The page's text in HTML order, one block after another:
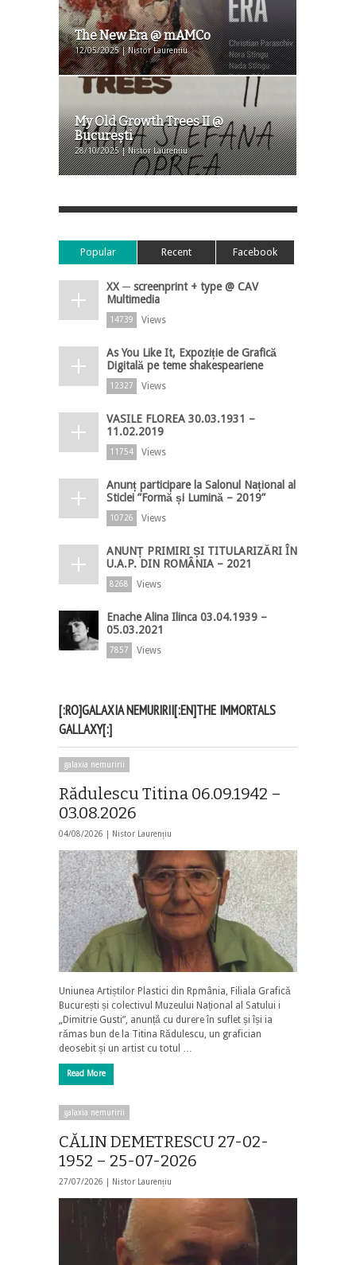
The New Era @ mAMCo
12/05/2025 | Nistor Laurențiu
My Old Growth Trees II @
Bucureşti
28/10/2025 | Nistor Laurențiu
Popular Recent Facebook
XX ─ screenprint + type @ CAV
Multimedia
14739 Views
As You Like It, Expoziție de Grafică
Digitală pe teme shakespeariene
12327 Views
VASILE FLOREA 30.03.1931 –
11.02.2019
11754 Views
Anunț participare la Salonul Național al
Sticlei ”Formă și Lumină – 2019”
10726 Views
ANUNȚ PRIMIRI ȘI TITULARIZĂRI ÎN
U.A.P. DIN ROMÂNIA – 2021
8268 Views
Enache Alina Ilinca 03.04.1939 –
05.03.2021
7857 Views
[:RO]GALAXIA NEMURIRII[:EN]THE IMMORTALS
GALLAXY[:]
galaxia nemuririi
Rădulescu Titina 06.09.1942 –
03.08.2026
04/08/2026 | Nistor Laurențiu
Uniunea Artiștilor Plastici din Rpmânia, Filiala Grafică
București și colectivul Muzeului Național al Satului i
„Dimitrie Gusti”, anunță cu durere în suflet și își ia
rămas bun de la Titina Rădulescu, un grafician
deosebit și un artist cu totul …
Read More
galaxia nemuririi
CĂLIN DEMETRESCU 27-02-
1952 – 25-07-2026
27/07/2026 | Nistor Laurențiu